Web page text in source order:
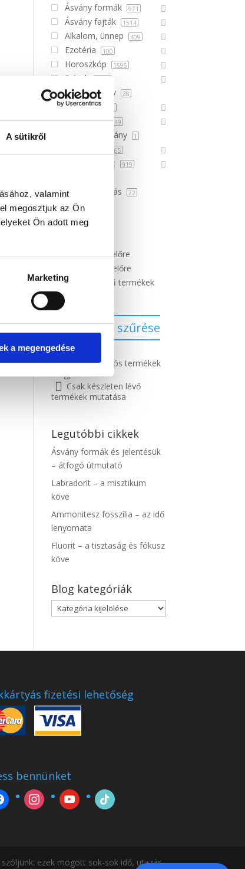
A sütikről
valamint
megosztjuk az Ön
Ön adott meg
Marketing
a megengedése
Ásvány formák 971
Ásvány fajták 1514
Alkalom, ünnep 409
Ezotéria 100
Horoszkóp 1595
Színek
Nyers ásvány 28
Fosszíliák
Kiegészítők 49
Ajándékutalvány 1
565
Ajándék ötlet 919
Szépségápolás 72
Rendezés
Legolcsóbb előre
Legdrágább előre
Véletlenszerű termékek
Kijelöltek szűrése
Csak az akciós termékek
megjelenítése
Csak készleten lévő
termékek mutatása
Legutóbbi cikkek
Ásvány formák és jelentésük
– átfogó útmutató
Labradorit – a misztikum
köve
Ammonitesz fosszília – az idő
lenyomata
Fluorit – a tisztaság és fókusz
köve
Blog kategóriák
Blog
kategóriák
fizetési lehetőség
bennünket
instagramyoutube tiktok
ezek mögött sok-sok idő, utazás,